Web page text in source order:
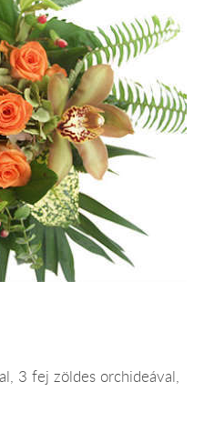
3 fej zöldes orchideával,